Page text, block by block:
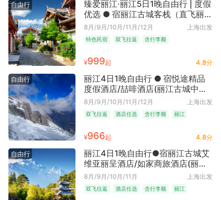
自由行
臻爱丽江·丽江5日1晚自由行 | 度假
优选 ● 宿丽江古城客栈（直飞丽江
+首晚入住古城C位纳西院客栈｜打
工人短假高效游 晚回玩满一整天｜
活人感漫古城+多种增值一日游活
动可选）
8月/9月/10月/11月/12月 上海出发
特色民宿 双飞往返 含行李额
¥999起 4.8分
自由行
丽江4日1晚自由行 ● 宿悦途精品
度假酒店/喆啡酒店(丽江古城中心
店)·（双店任选｜直飞往返含行李
+含手提7kg+托运10kg｜历史记忆
追寻+近万古楼｜抵达才叫生活）
8月/9月/10月/11月/12月 上海出发
双飞往返 酒店任选 含行李额 丽江
¥966起 4.8分
自由行
丽江4日1晚自由行●宿丽江古城艾
维亚丽呈酒店/如家商旅酒店(丽江
古城大水车店)可选（丽江往返+东
巴文化溯源+近丽江站+含手提
7kg+托运10kg）
8月/9月/10月/11月 上海出发
双飞往返 酒店任选 含行李额 丽江